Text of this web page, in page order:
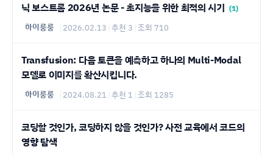
닉 보스트롬 2026년 논문 - 초지능을 위한 최적의 시기 (1)
하이룽룽 2026.02.13 추천 3 조회 710
Transfusion: 다음 토큰을 예측하고 하나의 Multi-Modal
모델로 이미지를 확산시킵니다.
하이룽룽 2024.08.21 추천 1 조회 1285
코딩할 것인가, 코딩하지 않을 것인가? 사전 교육에서 코드의
영향 탐색